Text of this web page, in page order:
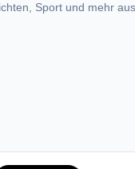
Sport und mehr